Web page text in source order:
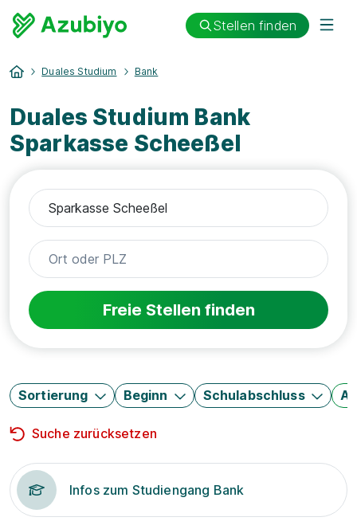
Stellen finden
Duales Studium Bank
Duales Studium Bank
Sparkasse Scheeßel
Freie Stellen finden
Sortierung Beginn Schulabschluss
Suche zurücksetzen
Infos zum Studiengang Bank